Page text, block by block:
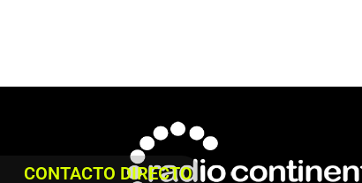
CONTACTO DIRECTO